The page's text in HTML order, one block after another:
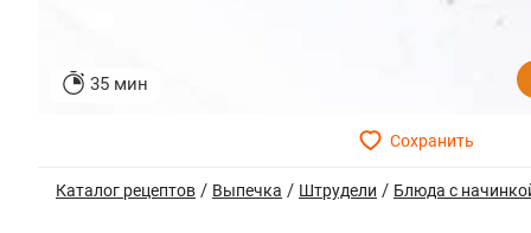
35 мин
Каталог рецептов / Выпечка / Штрудели / Блюда с